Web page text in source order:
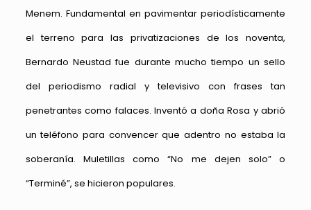
Menem. Fundamental en pavimentar periodísticamente
el terreno para las privatizaciones de los noventa,
Bernardo Neustad fue durante mucho tiempo un sello
del periodismo radial y televisivo con frases tan
penetrantes como falaces. Inventó a doña Rosa y abrió
un teléfono para convencer que adentro no estaba la
soberanía. Muletillas como “No me dejen solo” o
“Terminé”, se hicieron populares.